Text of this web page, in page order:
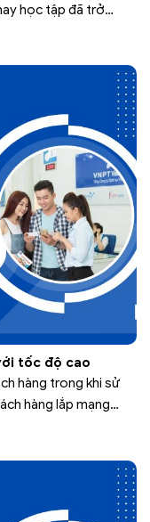
học tập đã trở
tốc độ cao
hàng trong khi sử
hàng lắp mạng